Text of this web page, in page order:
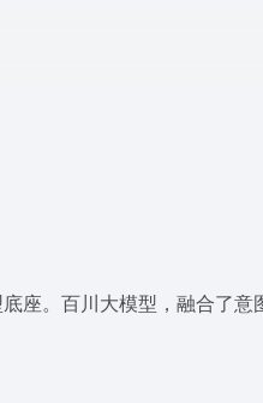
座。百川大模型，融合了意